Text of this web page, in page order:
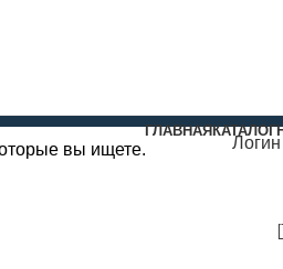
ГЛАВНАЯКАТАЛОГ
вы ищете.